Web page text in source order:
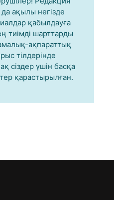
ақылы негізде
қабылдауға
тиімді шарттарды
ақпараттық
тілдерінде
сіздер үшін басқа
қарастырылған.